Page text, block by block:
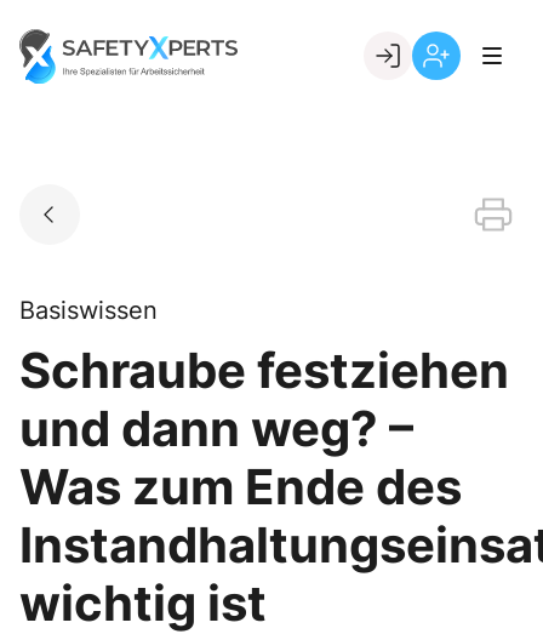
content
Go to landing page.
Basiswissen
Schraube festziehen
und dann weg? –
Was zum Ende des
wichtig ist